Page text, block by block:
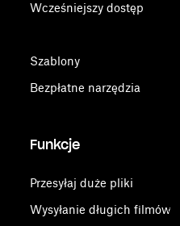
Wcześniejszy dostęp
Szablony
Bezpłatne narzędzia
Funkcje
Przesyłaj duże pliki
Wysyłanie długich filmów